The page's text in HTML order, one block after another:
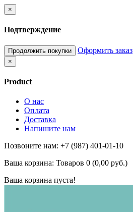
×
Подтверждение
Продолжить покупки Оформить заказ
×
Product
О нас
Оплата
Доставка
Напишите нам
Позвоните нам: +7 (987) 401-01-10
Ваша корзина: Товаров 0 (0,00 руб.)
Ваша корзина пуста!